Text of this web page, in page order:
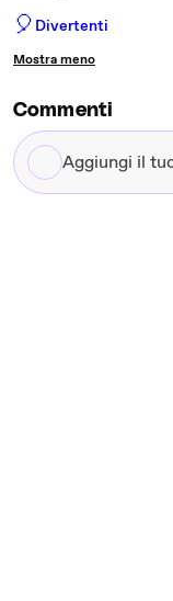
🎈 Divertenti
Mostra meno
Commenti
Aggiungi
il